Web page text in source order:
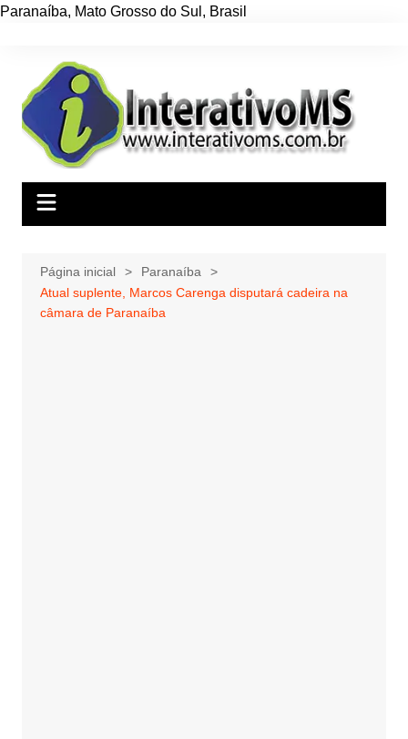
Paranaíba, Mato Grosso do Sul , Brasil
conteúdo
Página inicial
Paranaíba
Atual suplente, Marcos Carenga disputará cadeira na
câmara de Paranaíba